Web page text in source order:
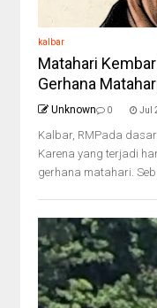
kalbar
Matahari
Gerhana
Unknown 0 Jul
Kalbar, RMPada
Karena yang terjadi
gerhana matahari.